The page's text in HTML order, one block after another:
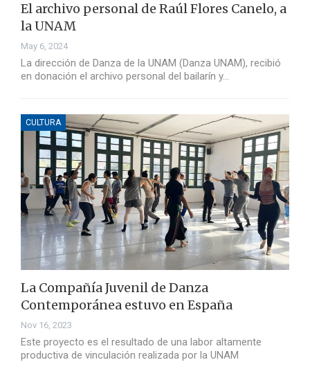
El archivo personal de Raúl Flores Canelo, a
la UNAM
May 6, 2024
La dirección de Danza de la UNAM (Danza UNAM), recibió
en donación el archivo personal del bailarín y…
CULTURA
La Compañía Juvenil de Danza
Contemporánea estuvo en España
Nov 16, 2023
Este proyecto es el resultado de una labor altamente
productiva de vinculación realizada por la UNAM